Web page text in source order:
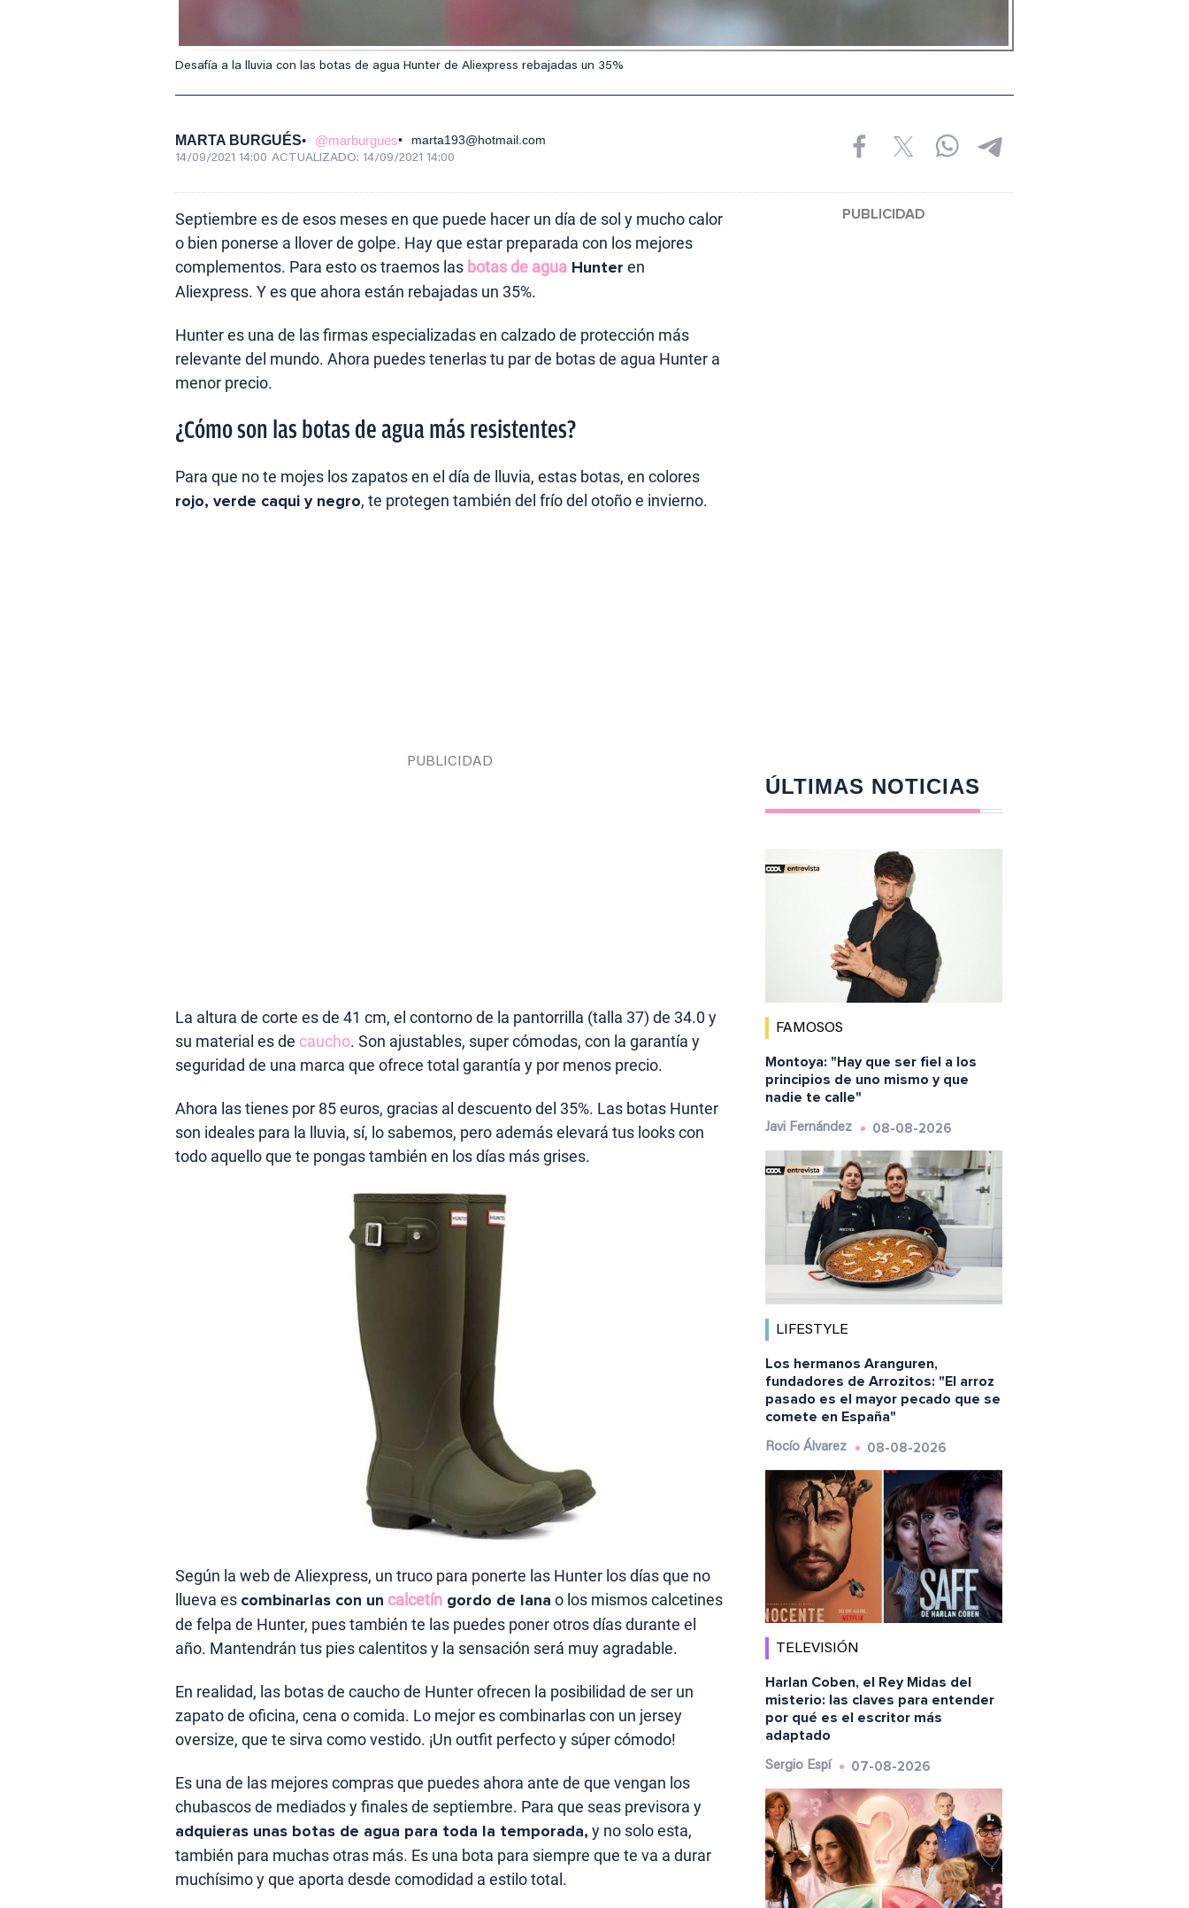
Desafía a la lluvia con las botas de agua Hunter de Aliexpress rebajadas un 35%
MARTA BURGUÉS @marburgues marta193@hotmail.com
14/09/2021 14:00 ACTUALIZADO: 14/09/2021 14:00
Septiembre es de esos meses en que puede hacer un día de sol y mucho calor
o bien ponerse a llover de golpe. Hay que estar preparada con los mejores
complementos. Para esto os traemos las botas de agua Hunter en
Aliexpress. Y es que ahora están rebajadas un 35%.
Hunter es una de las firmas especializadas en calzado de protección más
relevante del mundo. Ahora puedes tenerlas tu par de botas de agua Hunter a
menor precio.
¿Cómo son las botas de agua más resistentes?
Para que no te mojes los zapatos en el día de lluvia, estas botas, en colores
rojo, verde caqui y negro, te protegen también del frío del otoño e invierno.
La altura de corte es de 41 cm, el contorno de la pantorrilla (talla 37) de 34.0 y
su material es de caucho. Son ajustables, super cómodas, con la garantía y
seguridad de una marca que ofrece total garantía y por menos precio.
Ahora las tienes por 85 euros, gracias al descuento del 35%. Las botas Hunter
son ideales para la lluvia, sí, lo sabemos, pero además elevará tus looks con
todo aquello que te pongas también en los días más grises.
Según la web de Aliexpress, un truco para ponerte las Hunter los días que no
llueva es combinarlas con un calcetín gordo de lana o los mismos calcetines
de felpa de Hunter, pues también te las puedes poner otros días durante el
año. Mantendrán tus pies calentitos y la sensación será muy agradable.
En realidad, las botas de caucho de Hunter ofrecen la posibilidad de ser un
zapato de oficina, cena o comida. Lo mejor es combinarlas con un jersey
oversize, que te sirva como vestido. ¡Un outfit perfecto y súper cómodo!
Es una de las mejores compras que puedes ahora ante de que vengan los
chubascos de mediados y finales de septiembre. Para que seas previsora y
adquieras unas botas de agua para toda la temporada, y no solo esta,
también para muchas otras más. Es una bota para siempre que te va a durar
muchísimo y que aporta desde comodidad a estilo total.
ÚLTIMAS NOTICIAS
FAMOSOS
Montoya: "Hay que ser fiel a los
principios de uno mismo y que
nadie te calle"
Javi Fernández 08-08-2026
LIFESTYLE
Los hermanos Aranguren,
fundadores de Arrozitos: "El arroz
pasado es el mayor pecado que se
comete en España"
Rocío Álvarez 08-08-2026
TELEVISIÓN
Harlan Coben, el Rey Midas del
misterio: las claves para entender
por qué es el escritor más
adaptado
Sergio Espí 07-08-2026